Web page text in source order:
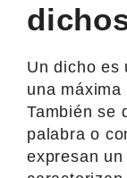
Un dicho es
una
También se
palabra o
expresan